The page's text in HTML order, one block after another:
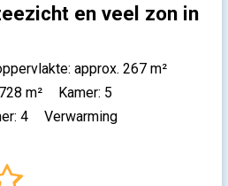
en veel zon in
approx. 267 m²
m²
Kamer: 5
4
Verwarming